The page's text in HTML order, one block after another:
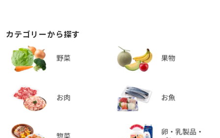
カテゴリーから探す